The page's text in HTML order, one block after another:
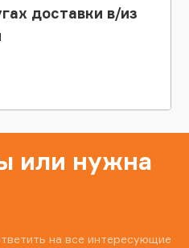
доставки в/из
или нужна
на все интересующие